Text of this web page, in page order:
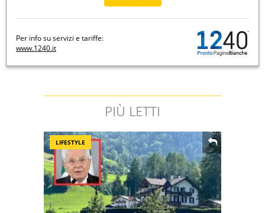
Per info su servizi e tariffe:
www.1240.it
PIÙ LETTI
LIFESTYLE